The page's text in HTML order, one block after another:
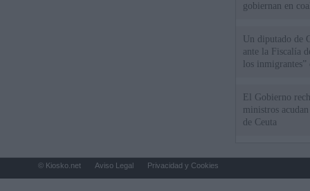
gobiernan en
Un diputado de
ante la Fiscalía
los inmigrantes”
El Gobierno
ministros
de Ceuta
© Kiosko.net Aviso Legal Privacidad y Cookies